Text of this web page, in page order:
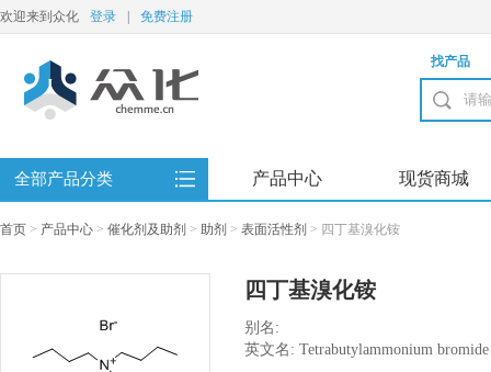
欢迎来到众化 登录 免费注册
找产品
全部产品分类 产品中心 现货商城
首页 > 产品中心 > 催化剂及助剂 > 助剂 > 表面活性剂 > 四丁基溴化铵
四丁基溴化铵
别名:
英文名: Tetrabutylammonium bromide